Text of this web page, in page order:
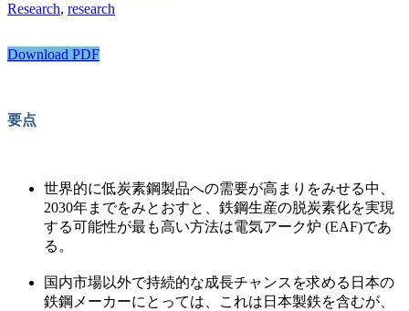
Research, research
Download PDF
要点
世界的に低炭素鋼製品への需要が高まりをみせる中、
2030年までをみとおすと、鉄鋼生産の脱炭素化を実現
する可能性が最も高い方法は電気アーク炉 (EAF)であ
る。
国内市場以外で持続的な成長チャンスを求める日本の
鉄鋼メーカーにとっては、これは日本製鉄を含むが、